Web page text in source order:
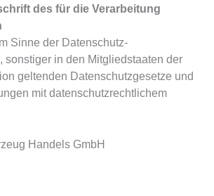
des für die Verarbeitung
Sinne der Datenschutz-
sonstiger in den Mitgliedstaaten der
geltenden Datenschutzgesetze und
mit datenschutzrechtlichem
Handels GmbH